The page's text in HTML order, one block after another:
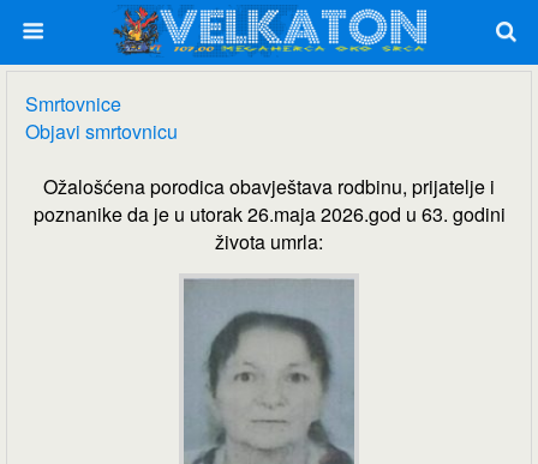
Smrtovnice
Objavi smrtovnicu
Ožalošćena porodica obavještava rodbinu, prijatelje i
poznanike da je u utorak 26.maja 2026.god u 63. godini
života umrla: